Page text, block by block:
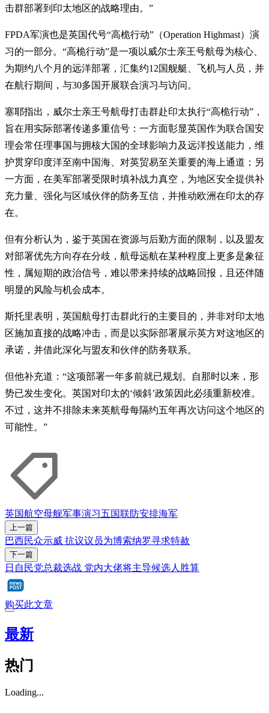
击群部署到印太地区的战略理由。”
FPDA军演也是英国代号“高桅行动”（Operation Highmast）演
习的一部分。“高桅行动”是一项以威尔士亲王号航母为核心、
为期约八个月的远洋部署，汇集约12国舰艇、飞机与人员，并
在航行期间，与30多国开展联合演习与访问。
塞耶指出，威尔士亲王号航母打击群赴印太执行“高桅行动”，
旨在用实际部署传递多重信号：一方面彰显英国作为联合国安
理会常任理事国与拥核大国的全球影响力及远洋投送能力，维
护贯穿印度洋至南中国海、对英贸易至关重要的海上通道；另
一方面，在美军部署受限时填补战力真空，为地区安全提供补
充力量、强化与区域伙伴的防务互信，并推动欧洲在印太的存
在。
但有分析认为，鉴于英国在资源与后勤方面的限制，以及盟友
对部署优先方向存在分歧，航母远航在某种程度上更多是象征
性，属短期的政治信号，难以带来持续的战略回报，且还伴随
明显的风险与机会成本。
斯托里表明，英国航母打击群此行的主要目的，并非对印太地
区施加直接的战略冲击，而是以实际部署展示英方对这地区的
承诺，并借此深化与盟友和伙伴的防务联系。
但他补充道：“这项部署一年多前就已规划。自那时以来，形
势已发生变化。英国对印太的‘倾斜’政策因此必须重新校准。
不过，这并不排除未来英航母每隔约五年再次访问这个地区的
可能性。”
英国航空母舰军事演习五国联防安排海军
上一篇
巴西民众示威 抗议议员为博索纳罗寻求特赦
下一篇
日自民党总裁选战 党内大佬将主导候选人胜算
购买此文章
最新
热门
Loading...